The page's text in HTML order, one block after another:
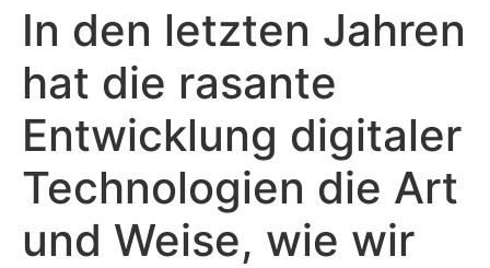
In den letzten Jahren
hat die rasante
Entwicklung digitaler
Technologien die Art
und Weise, wie wir